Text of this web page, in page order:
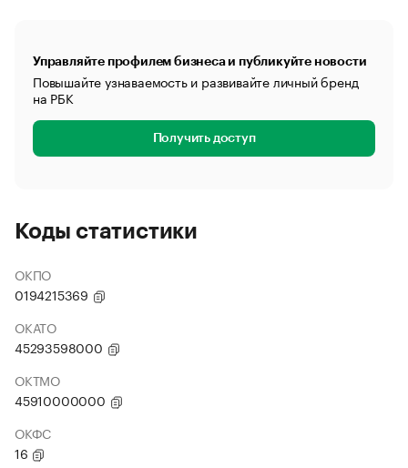
Управляйте профилем бизнеса и публикуйте новости
Повышайте узнаваемость и развивайте личный бренд
на РБК
Получить доступ
Коды статистики
ОКПО
0194215369
ОКАТО
45293598000
ОКТМО
45910000000
ОКФС
16